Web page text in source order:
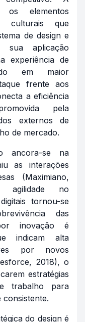
os elementos
culturais que
de design e
aplicação
experiência de
em maior
frente aos
a eficiência
pela
externos de
de mercado.
ancora-se na
as interações
(Maximiano,
agilidade no
tornou-se
das
inovação é
indicam alta
por novos
2018), o
estratégias
trabalho para
do design é